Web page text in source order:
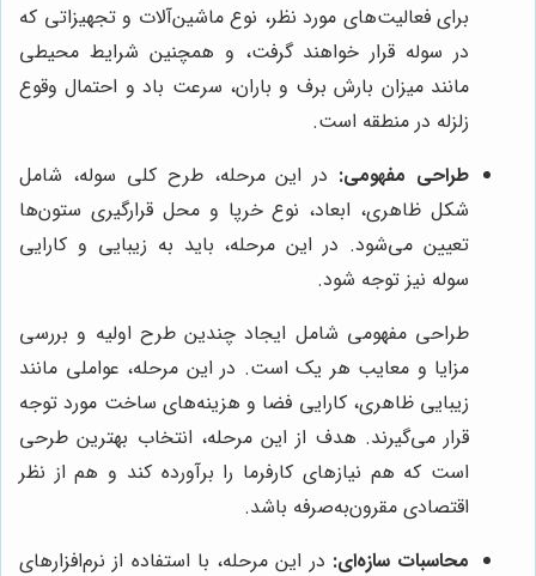
برای فعالیت‌های مورد نظر، نوع ماشین‌آلات و تجهیزاتی که
در سوله قرار خواهند گرفت، و همچنین شرایط محیطی
مانند میزان بارش برف و باران، سرعت باد و احتمال وقوع
زلزله در منطقه است.
طراحی مفهومی: در این مرحله، طرح کلی سوله، شامل
شکل ظاهری، ابعاد، نوع خرپا و محل قرارگیری ستون‌ها
تعیین می‌شود. در این مرحله، باید به زیبایی و کارایی
سوله نیز توجه شود.
طراحی مفهومی شامل ایجاد چندین طرح اولیه و بررسی
مزایا و معایب هر یک است. در این مرحله، عواملی مانند
زیبایی ظاهری، کارایی فضا و هزینه‌های ساخت مورد توجه
قرار می‌گیرند. هدف از این مرحله، انتخاب بهترین طرحی
است که هم نیازهای کارفرما را برآورده کند و هم از نظر
اقتصادی مقرون‌به‌صرفه باشد.
محاسبات سازه‌ای: در این مرحله، با استفاده از نرم‌افزارهای